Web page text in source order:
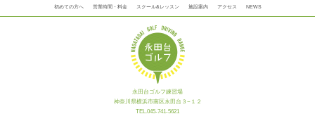
初めての方へ 営業時間・料金 スクール&レッスン 施設案内 アクセス NEWS
永田台ゴルフ練習場
神奈川県横浜市南区永田台３−１２
TEL.045-741-5621